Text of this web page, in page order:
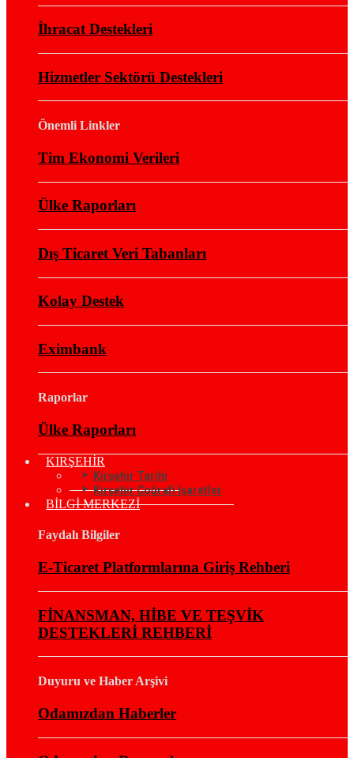
İhracat Destekleri
Hizmetler Sektörü Destekleri
Önemli Linkler
Tim Ekonomi Verileri
Ülke Raporları
Dış Ticaret Veri Tabanları
Kolay Destek
Eximbank
Raporlar
Ülke Raporları
KIRŞEHİR
Kırşehir Tarihi
Kırşehir Coğrafi İşaretler
BİLGİ MERKEZİ
Faydalı Bilgiler
E-Ticaret Platformlarına Giriş Rehberi
FİNANSMAN, HİBE VE TEŞVİK
DESTEKLERİ REHBERİ
Duyuru ve Haber Arşivi
Odamızdan Haberler